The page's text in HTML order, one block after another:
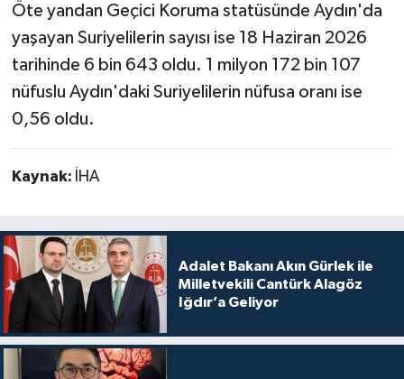
Öte yandan Geçici Koruma statüsünde Aydın'da
yaşayan Suriyelilerin sayısı ise 18 Haziran 2026
tarihinde 6 bin 643 oldu. 1 milyon 172 bin 107
nüfuslu Aydın'daki Suriyelilerin nüfusa oranı ise
0,56 oldu.
Kaynak: İHA
Adalet Bakanı Akın Gürlek ile
Milletvekili Cantürk Alagöz
Iğdır’a Geliyor